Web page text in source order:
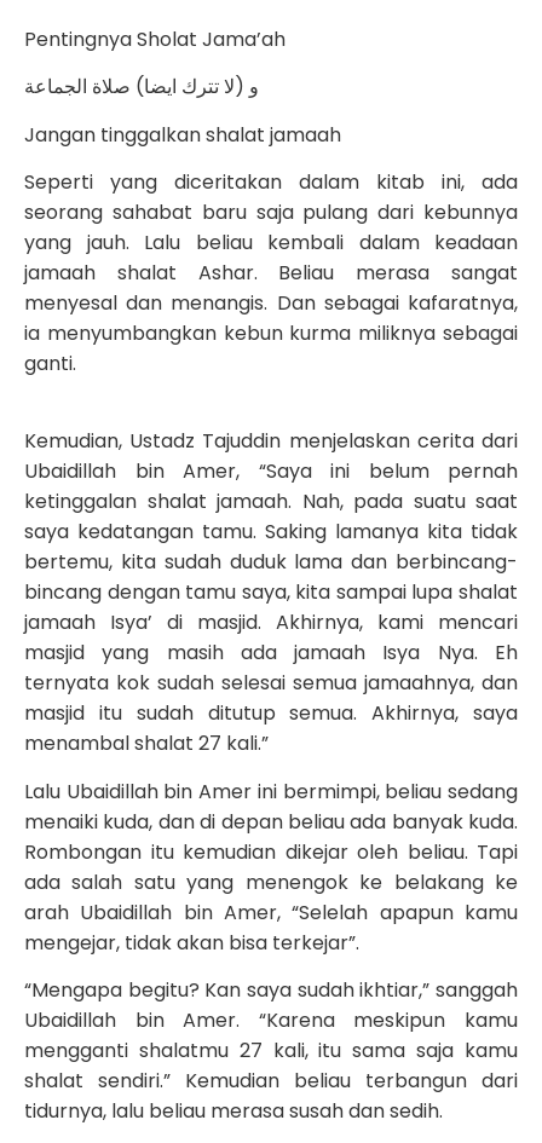
Pentingnya Sholat Jama’ah
و (لا تترك ايضا) صلاة الجماعة
Jangan tinggalkan shalat jamaah
Seperti yang diceritakan dalam kitab ini, ada
seorang sahabat baru saja pulang dari kebunnya
yang jauh. Lalu beliau kembali dalam keadaan
jamaah shalat Ashar. Beliau merasa sangat
menyesal dan menangis. Dan sebagai kafaratnya,
ia menyumbangkan kebun kurma miliknya sebagai
ganti.
Kemudian, Ustadz Tajuddin menjelaskan cerita dari
Ubaidillah bin Amer, “Saya ini belum pernah
ketinggalan shalat jamaah. Nah, pada suatu saat
saya kedatangan tamu. Saking lamanya kita tidak
bertemu, kita sudah duduk lama dan berbincang-
bincang dengan tamu saya, kita sampai lupa shalat
jamaah Isya’ di masjid. Akhirnya, kami mencari
masjid yang masih ada jamaah Isya Nya. Eh
ternyata kok sudah selesai semua jamaahnya, dan
masjid itu sudah ditutup semua. Akhirnya, saya
menambal shalat 27 kali.”
Lalu Ubaidillah bin Amer ini bermimpi, beliau sedang
menaiki kuda, dan di depan beliau ada banyak kuda.
Rombongan itu kemudian dikejar oleh beliau. Tapi
ada salah satu yang menengok ke belakang ke
arah Ubaidillah bin Amer, “Selelah apapun kamu
mengejar, tidak akan bisa terkejar”.
“Mengapa begitu? Kan saya sudah ikhtiar,” sanggah
Ubaidillah bin Amer. “Karena meskipun kamu
mengganti shalatmu 27 kali, itu sama saja kamu
shalat sendiri.” Kemudian beliau terbangun dari
tidurnya, lalu beliau merasa susah dan sedih.